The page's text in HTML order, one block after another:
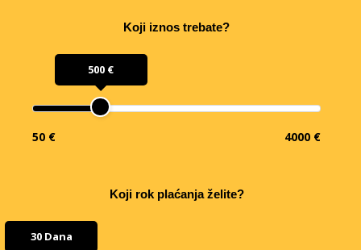
Koji iznos trebate?
500 €
50 € 4000 €
Koji rok plaćanja želite?
30 Dana